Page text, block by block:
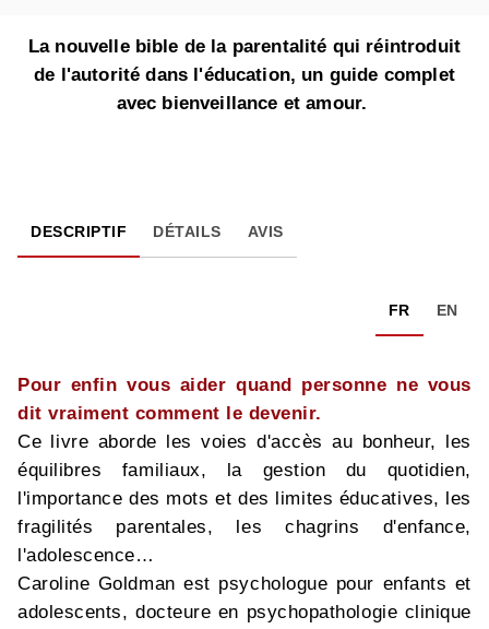
La nouvelle bible de la parentalité qui réintroduit
de l'autorité dans l'éducation, un guide complet
avec bienveillance et amour.
DESCRIPTIF DÉTAILS AVIS
FR EN
Pour enfin vous aider quand personne ne vous
dit vraiment comment le devenir.
Ce livre aborde les voies d'accès au bonheur, les
équilibres familiaux, la gestion du quotidien,
l'importance des mots et des limites éducatives, les
fragilités parentales, les chagrins d'enfance,
l'adolescence…
Caroline Goldman est psychologue pour enfants et
adolescents, docteure en psychopathologie clinique